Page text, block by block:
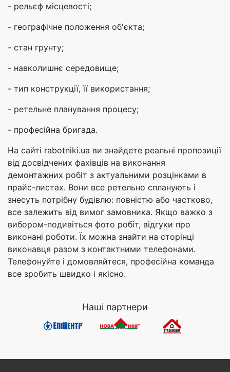
- рельєф місцевості;
- географічне положення об'єкта;
- стан грунту;
- навколишнє середовище;
- тип конструкції, її використання;
- ретельне планування процесу;
- професійна бригада.
На сайті rabotniki.ua ви знайдете реальні пропозиції
від досвідчених фахівців на виконання
демонтажних робіт з актуальними розцінками в
прайс-листах. Вони все ретельно спланують і
знесуть потрібну будівлю: повністю або частково,
все залежить від вимог замовника. Якщо важко з
вибором-подивіться фото робіт, відгуки про
виконані роботи. Їх можна знайти на сторінці
виконавця разом з контактними телефонами.
Телефонуйте і домовляйтеся, професійна команда
все зробить швидко і якісно.
Наші партнери